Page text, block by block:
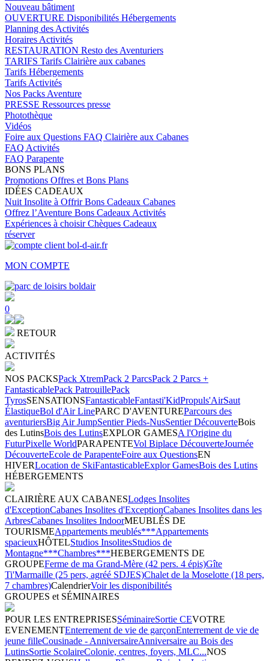
Nouveau bâtiment
OUVERTURE Disponibilités Hébergements
Planning des Activités
Horaires Activités
RESTAURATION Resto des Aventuriers
TARIFS Tarifs Clairière aux cabanes
Tarifs Hébergements
Tarifs Activités
Nos Packs Aventure
PRESSE Ressources presse
Photothèque
Vidéos
Foire aux Questions FAQ Clairière aux Cabanes
FAQ Activités
FAQ Parapente
BONS PLANS
Promotions Offres et Bons Plans
IDÉES CADEAUX
Nuit Insolite à OffrirBons Cadeaux Cabanes
Offrez l’Aventure Bons Cadeaux Activités
Expériences à choisirChèques Cadeaux
réserver
MON COMPTE
0
RETOUR
ACTIVITÉS
NOS PACKSPack XtremPack 2 ParcsPack 2 Parcs +
FantasticablePack PatrouillePack
TyrosSENSATIONSFantasticableFantasti'KidPropuls'AirSaut
ÉlastiqueBol d'Air LinePARC D'AVENTUREParcours des
aventuriersBig Air JumpSentier Pieds-NusSentier DécouverteBois
des LutinsBois des LutinsEXPLOR GAMESA l'Origine du
FuturPixelle WorldPARAPENTEVol Biplace DécouverteJournée
DécouverteEcole de ParapenteFoire aux QuestionsEN
HIVERLocation de SkiFantasticableExplor GamesBois des Lutins
HÉBERGEMENTS
CLAIRIÈRE AUX CABANESLodges Insolites
d'ExceptionCabanes Insolites d'ExceptionCabanes Insolites dans les
ArbresCabanes Insolites IndoorMEUBLÉS DE
TOURISMEAppartements meublés***Appartements
spacieuxHÔTELStudios InsolitesStudios de
Montagne***Chambres***HEBERGEMENTS DE
GROUPEFerme de ma Grand-Mère (42 pers. 4 épis)Gîte
Ti'Marmaille (25 pers, agréé SDJES)Chalet de la Moselotte (18 pers,
7 chambres)CalendrierVoir les disponibilités
GROUPES et SÉMINAIRES
POUR LES ENTREPRISESSéminaireSortie CEVOTRE
EVENEMENTEnterrement de vie de garçonEnterrement de vie de
jeune filleCousinade - AnniversaireAnniversaire au Bois des
LutinsSortie ScolaireColonie, centres, foyers, MLC...NOS